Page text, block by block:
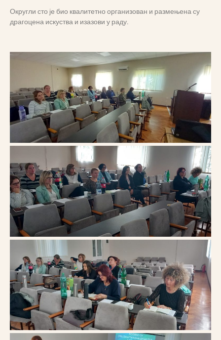
Округли сто је био квалитетно организован и размењена су
драгоцена искуства и изазови у раду.